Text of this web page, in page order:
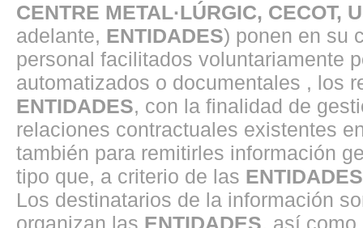
CENTRE METAL·LÚRGIC, CECOT,
adelante, ENTIDADES) ponen en su
personal facilitados voluntariamente
automatizados o documentales , los
ENTIDADES, con la finalidad de
relaciones contractuales existentes
también para remitirles información
tipo que, a criterio de las ENTIDADES
Los destinatarios de la información
organizan las ENTIDADES, así como